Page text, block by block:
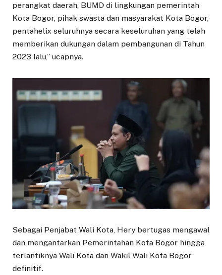
perangkat daerah, BUMD di lingkungan pemerintah
Kota Bogor, pihak swasta dan masyarakat Kota Bogor,
pentahelix seluruhnya secara keseluruhan yang telah
memberikan dukungan dalam pembangunan di Tahun
2023 lalu,” ucapnya.
Sebagai Penjabat Wali Kota, Hery bertugas mengawal
dan mengantarkan Pemerintahan Kota Bogor hingga
terlantiknya Wali Kota dan Wakil Wali Kota Bogor
definitif.